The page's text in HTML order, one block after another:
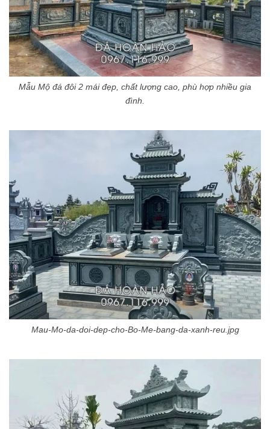
Mẫu Mộ đá đôi 2 mái đẹp, chất lượng cao, phù hợp nhiều gia
đình.
Mau-Mo-da-doi-dep-cho-Bo-Me-bang-da-xanh-reu.jpg